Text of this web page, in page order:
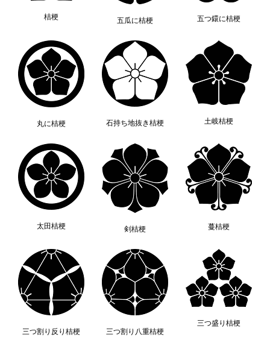
桔梗 五瓜に桔梗 五つ鐶に桔梗
丸に桔梗 石持ち地抜き桔梗 土岐桔梗
太田桔梗 剣桔梗 蔓桔梗
三つ割り反り桔梗 三つ割り八重桔梗
三つ盛り桔梗